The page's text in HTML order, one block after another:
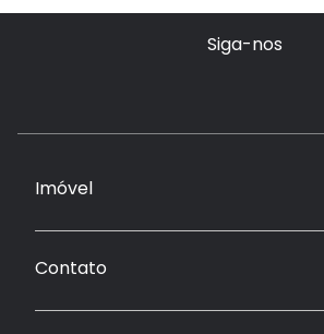
Siga-nos
Imóvel
Contato